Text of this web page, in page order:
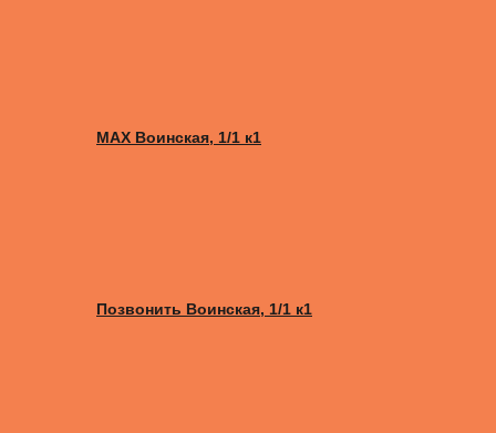
MAX Воинская, 1/1 к1
Позвонить Воинская, 1/1 к1